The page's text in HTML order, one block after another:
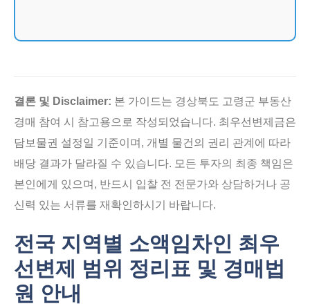
결론 및 Disclaimer: 본 가이드는 경상북도 고령군 부동산
경매 참여 시 참고용으로 작성되었습니다. 최우선변제금은
담보물권 설정일 기준이며, 개별 물건의 권리 관계에 따라
배당 결과가 달라질 수 있습니다. 모든 투자의 최종 책임은
본인에게 있으며, 반드시 입찰 전 전문가와 상담하거나 공
신력 있는 서류를 재확인하시기 바랍니다.
전국 지역별 소액임차인 최우
선변제 범위 정리표 및 경매법
원 안내